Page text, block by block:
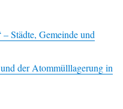
Städte, Gemeinde und
der Atommülllagerung in